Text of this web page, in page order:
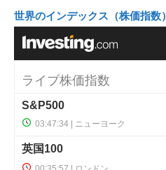
世界のインデックス（株価指数）